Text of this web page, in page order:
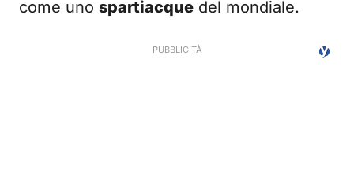
come uno spartiacque del mondiale.